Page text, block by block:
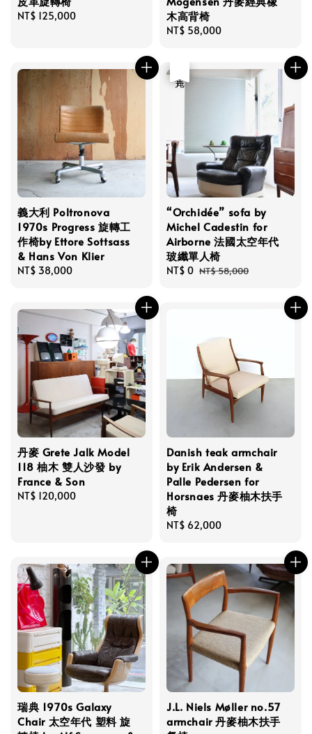
Regular
NT$ 125,000
木高背椅
Regular
NT$ 58,000
義大利 Poltronova
1970s Progress 旋轉工
作椅by Ettore Sottsass
& Hans Von Klier
Regular
NT$ 38,000
“Orchidée” sofa by
Michel Cadestin for
Airborne 法國太空年代
玻纖單人椅
Sale
NT$ 0 Regular
NT$ 58,000
丹麥 Grete Jalk Model
118 柚木 雙人沙發 by
France & Son
Regular
NT$ 120,000
Danish teak armchair
by Erik Andersen &
Palle Pedersen for
Horsnaes 丹麥柚木扶手
椅
Regular
NT$ 62,000
瑞典 1970s Galaxy
Chair 太空年代 塑料 旋
J.L. Niels Møller no.57
armchair 丹麥柚木扶手